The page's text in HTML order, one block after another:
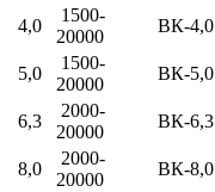
4,0
1500-
20000
ВК-4,0
5,0
1500-
20000
ВК-5,0
6,3
2000-
20000
ВК-6,3
8,0
2000-
20000
ВК-8,0